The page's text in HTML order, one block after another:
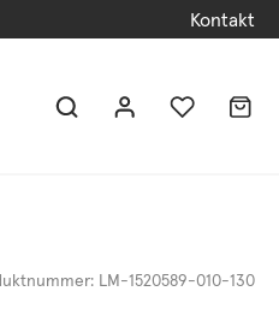
Kontakt
LM-1520589-010-130